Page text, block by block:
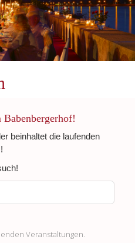
beinhaltet die laufenden
Veranstaltungen.